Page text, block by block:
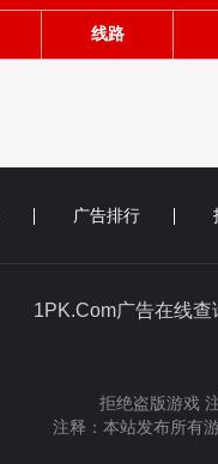
线路
广告排行
1PK.Com广告在
拒绝盗版游戏
注释：本站发布所有